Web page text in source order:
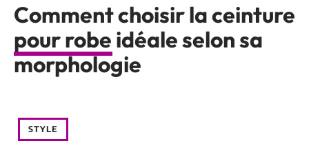
Comment choisir la ceinture
pour robe idéale selon sa
morphologie
STYLE